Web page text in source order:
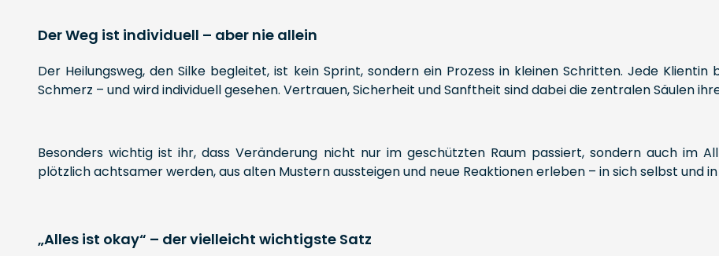
Der Weg ist individuell – aber nie allein
Der Heilungsweg, den Silke begleitet, ist kein Sprint, sondern ein Prozess in kleinen Schritten. Jede
Schmerz – und wird individuell gesehen. Vertrauen, Sicherheit und Sanftheit sind dabei die zentralen Säulen
Besonders wichtig ist ihr, dass Veränderung nicht nur im geschützten Raum passiert, sondern auch im
plötzlich achtsamer werden, aus alten Mustern aussteigen und neue Reaktionen erleben – in sich selbst und in
„Alles ist okay“ – der vielleicht wichtigste Satz